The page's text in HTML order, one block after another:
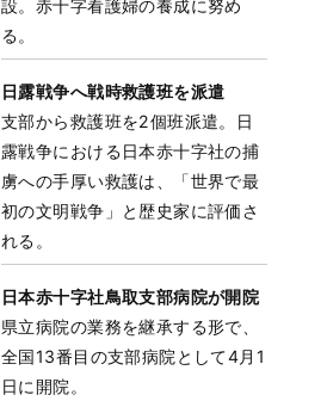
設。赤十字看護婦の養成に努め
る。
日露戦争へ戦時救護班を派遣
支部から救護班を2個班派遣。日
露戦争における日本赤十字社の捕
虜への手厚い救護は、「世界で最
初の文明戦争」と歴史家に評価さ
れる。
日本赤十字社鳥取支部病院が開院
県立病院の業務を継承する形で、
全国13番目の支部病院として4月1
日に開院。